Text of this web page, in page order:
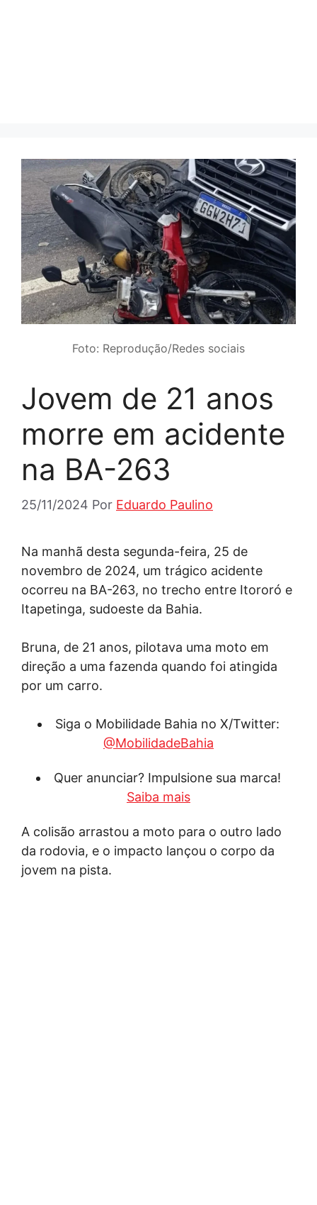
Foto: Reprodução/Redes sociais
Jovem de 21 anos
morre em acidente
na BA-263
25/11/2024 Por Eduardo Paulino
Na manhã desta segunda-feira, 25 de
novembro de 2024, um trágico acidente
ocorreu na BA-263, no trecho entre Itororó e
Itapetinga, sudoeste da Bahia.
Bruna, de 21 anos, pilotava uma moto em
direção a uma fazenda quando foi atingida
por um carro.
Siga o Mobilidade Bahia no X/Twitter:
@MobilidadeBahia
Quer anunciar? Impulsione sua marca!
Saiba mais
A colisão arrastou a moto para o outro lado
da rodovia, e o impacto lançou o corpo da
jovem na pista.